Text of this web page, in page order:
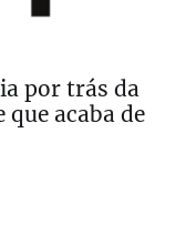
por trás da
acaba de